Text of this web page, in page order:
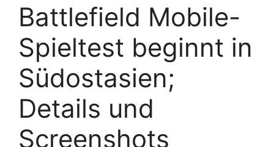
Battlefield Mobile-
Spieltest beginnt in
Südostasien;
Details und
Screenshots